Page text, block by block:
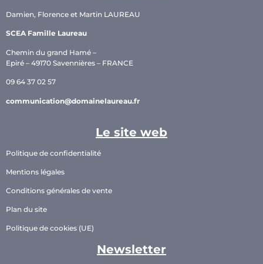
Damien, Florence et Martin LAUREAU
SCEA Famille Laureau
Chemin du grand Hamé –
Epiré – 49170 Savennières – FRANCE
09 64 37 02 57
communication@domainelaureau.fr
Le site web
Politique de confidentialité
Mentions légales
Conditions générales de vente
Plan du site
Politique de cookies (UE)
Newsletter